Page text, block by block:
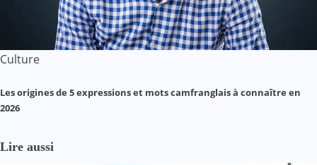
Culture
Les origines de 5 expressions et mots camfranglais à connaître en
2026
Lire aussi